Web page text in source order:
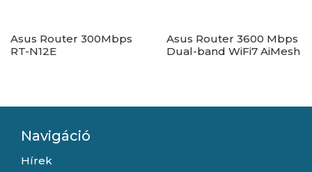
Asus Router 300Mbps
RT-N12E
Asus Router 3600 Mbps
Dual-band WiFi7 AiMesh
Navigáció
Hírek